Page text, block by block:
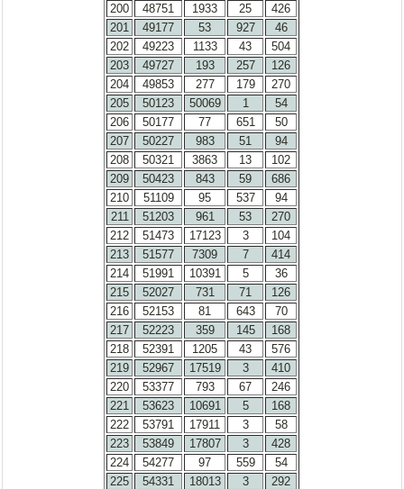
200
48751 1933 25
426
201
49177 53 927
46
202
49223 1133 43
504
203
49727 193 257
126
204
49853 277 179
270
205
50123 50069 1
54
206
50177 77 651
50
207
50227 983 51
94
208
50321 3863 13
102
209
50423 843 59
686
210
51109 95 537
94
211
51203 961 53
270
212
51473 17123 3
104
213
51577 7309 7
414
214
51991 10391 5
36
215
52027 731 71
126
216
52153 81 643
70
217
52223 359 145
168
218
52391 1205 43
576
219
52967 17519 3
410
220
53377 793 67
246
221
53623 10691 5
168
222
53791 17911 3
58
223
53849 17807 3
428
224
54277 97 559
54
225
54331 18013 3
292